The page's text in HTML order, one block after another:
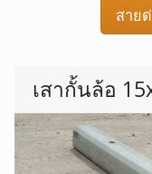
สาย
เสากั้นล้อ